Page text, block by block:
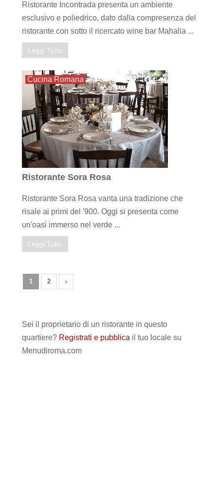
Ristorante Incontrada presenta un ambiente
esclusivo e poliedrico, dato dalla compresenza del
ristorante con sotto il ricercato wine bar Mahalia ...
Leggi Tutto
Cucina Romana
Ristorante Sora Rosa
Ristorante Sora Rosa vanta una tradizione che
risale ai primi del '900. Oggi si presenta come
un'oasi immerso nel verde ...
Leggi Tutto
1 2 ›
Sei il proprietario di un ristorante in questo
quartiere? Registrati e pubblica il tuo locale su
Menudiroma.com